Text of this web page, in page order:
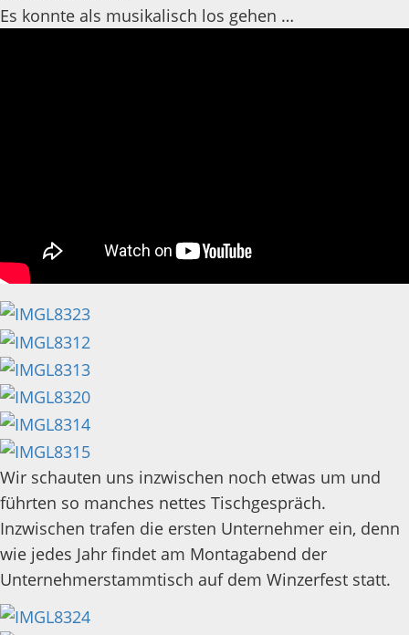
Es konnte als musikalisch los gehen …
Wir schauten uns inzwischen noch etwas um und
führten so manches nettes Tischgespräch.
Inzwischen trafen die ersten Unternehmer ein, denn
wie jedes Jahr findet am Montagabend der
Unternehmerstammtisch auf dem Winzerfest statt.